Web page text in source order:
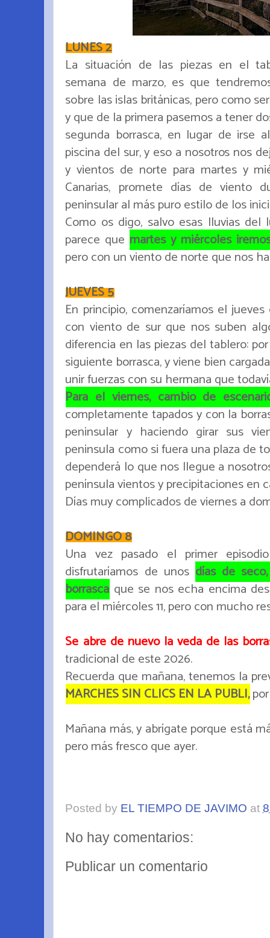
LUNES 2
La situación de las piezas en el
semana de marzo, es que
sobre las islas británicas, pero como
y que de la primera pasemos a tener
segunda borrasca, en lugar de irse
piscina del sur, y eso a nosotros nos
y vientos de norte para martes y
Canarias, promete días de viento
peninsular al más puro estilo de los
Como os digo, salvo esas lluvias
parece que martes y miércoles
pero con un viento de norte que nos
JUEVES 5
En principio, comenzaríamos el
con viento de sur que nos suben
diferencia en las piezas del tablero:
siguiente borrasca, y viene bien
unir fuerzas con su hermana que
Para el viernes, cambio de
completamente tapados y con la
peninsular y haciendo girar sus
peninsula como si fuera una plaza de
dependerá lo que nos llegue a
península vientos y precipitaciones en
Días muy complicados de viernes a
DOMINGO 8
Una vez pasado el primer
disfrutaríamos de unos días de
borrasca que se nos echa encima
para el miércoles 11, pero con mucho
Se abre de nuevo la veda de las
tradicional de este 2026.
Recuerda que mañana, tenemos la
MARCHES SIN CLICS EN LA PUBLI,
Mañana más, y abrígate porque está
pero más fresco que ayer.
Posted by EL TIEMPO DE JAVIMO at
No hay comentarios:
Publicar un comentario